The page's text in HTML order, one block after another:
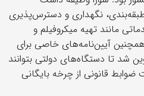
نگهداری و دسترس‌پذیری
مانند تهیه میکروفیلم و
همچنین آیین‌نامه‌های خاصی برای
شد تا دستگاه‌های دولتی بتوانند
ضوابط قانونی از چرخه بایگانی